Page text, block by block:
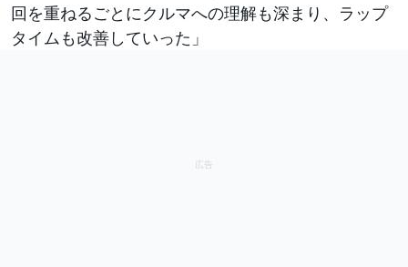
回を重ねるごとにクルマへの理解も深まり、ラップ
タイムも改善していった」